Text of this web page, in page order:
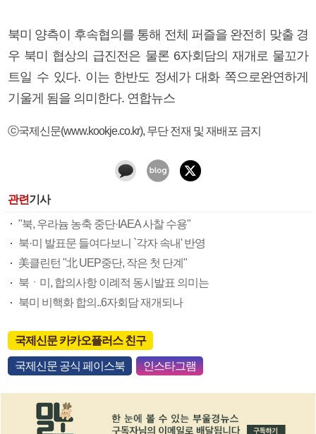
북미 양측이 후속협의를 통해 전체 퍼즐을 완전히 맞출 경
우 북미 협상의 급진전은 물론 6자회담의 재개로 물꼬가
트일 수 있다. 이는 한반도 정세가 대화 쪽으로완연하게
기울게 됨을 의미한다. 연합뉴스
ⓒ국제신문(www.kookje.co.kr), 무단 전재 및 재배포 금지
관련기사
"북, 우라늄 농축 중단·IAEA 사찰 수용"
북·미 발표문 들여다보니 `각자 속내' 반영
美클린턴 "北 UEP중단, 작은 첫 단계"
북ㆍ미, 합의사항 이례적 동시발표 의미는
북미 비핵화 합의..6자회담 재개되나
국제신문 카카오플러스 친구
국제신문 공식 페이스북 인스타그램